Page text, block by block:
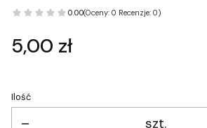
0.00(Oceny: 0 Recenzje: 0)
Cena
5,00 zł
Ilość
szt.